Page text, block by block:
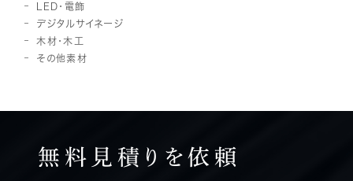
LED・電飾
デジタルサイネージ
木材・木工
その他素材
無料見積りを依頼